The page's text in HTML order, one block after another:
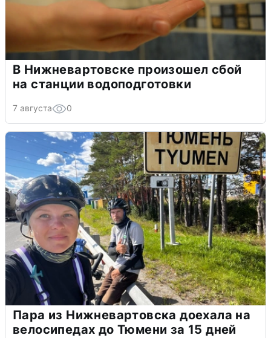
В Нижневартовске произошел сбой
на станции водоподготовки
7 августа 0
Пара из Нижневартовска доехала на
велосипедах до Тюмени за 15 дней